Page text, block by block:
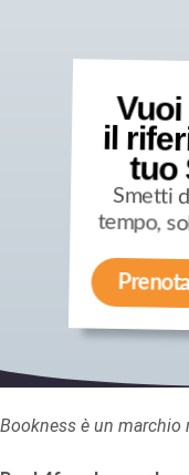
il
tuo
Smetti
tempo,
Bookness è un marchio